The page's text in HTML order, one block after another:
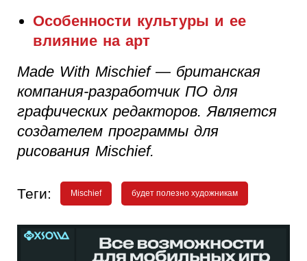
Особенности культуры и ее
влияние на арт
Made With Mischief — британская
компания-разработчик ПО для
графических редакторов. Является
создателем программы для
рисования Mischief.
Теги: Mischief будет полезно художникам